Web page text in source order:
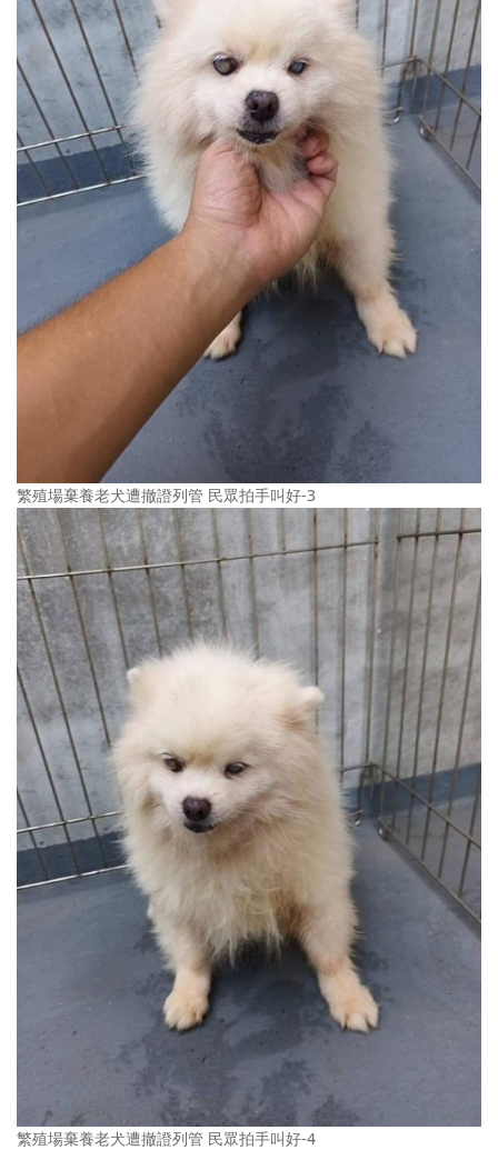
繁殖場棄養老犬遭撤證列管 民眾拍手叫好-3
繁殖場棄養老犬遭撤證列管 民眾拍手叫好-4